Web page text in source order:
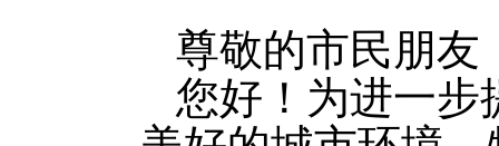
尊敬的市民朋友
您好！为进一步